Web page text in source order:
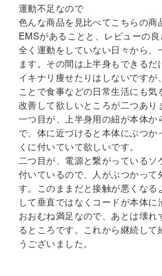
運動不足なので
色んな商品を見比べてこちらの商
EMSがあることと、レビューの良
全く運動をしていない日々から
ます。その間は上半身もできるだ
イキナリ痩せたりはしないですが
ことで食事などの日常生活にも気
改善して欲しいところが二つあり
一つ目が、上半身用の紐が本体
で、体に近づけると本体にぶつ
くに付いていて欲しいです。
二つ目が、電源と繋がっている
付いているので、人がぶつかっ
す。このままだと接触が悪くな
して垂直ではなくコードが本体に
おおむね満足なので、あとは壊
るところです。これから継続して
うございました。